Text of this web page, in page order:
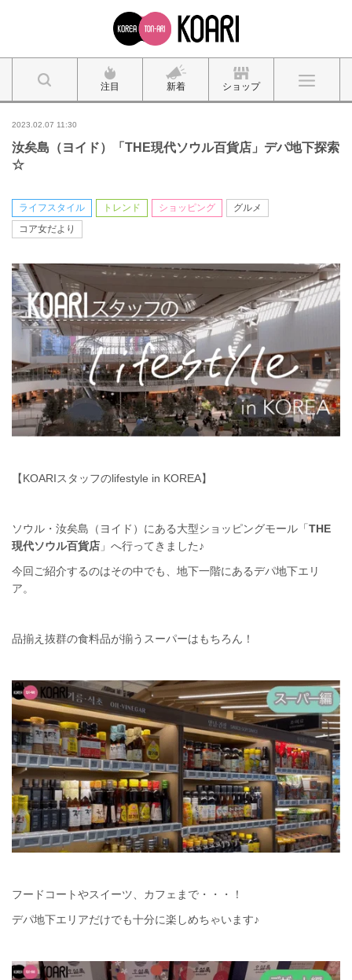
注目 新着 ショップ
2023.02.07 11:30
汝矣島（ヨイド）「THE現代ソウル百貨店」デパ地下探索
☆
ライフスタイル トレンド ショッピング
グルメ
コア女だより
【KOARIスタッフのlifestyle in KOREA】
ソウル・汝矣島（ヨイド）にある大型ショッピングモール「THE
現代ソウル百貨店 」へ行ってきました♪
今回ご紹介するのはその中でも、地下一階にあるデパ地下エリ
ア。
品揃え抜群の食料品が揃うスーパーはもちろん！
フードコートやスイーツ、カフェまで・・・！
デパ地下エリアだけでも十分に楽しめちゃいます♪